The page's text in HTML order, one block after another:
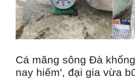
Cá măng sông Đà
nay hiếm', đại gia vừa